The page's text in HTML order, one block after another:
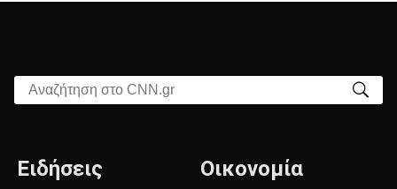
Αναζήτηση στο CNN.gr
Ειδήσεις Οικονομία